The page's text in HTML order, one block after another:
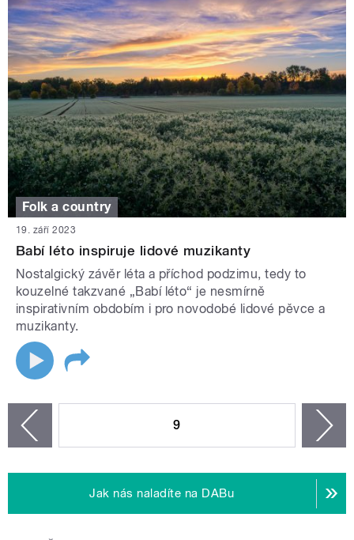
Folk a country
19. září 2023
Babí léto inspiruje lidové muzikanty
Nostalgický závěr léta a příchod podzimu, tedy to
kouzelné takzvané „Babí léto“ je nesmírně
inspirativním obdobím i pro novodobé lidové pěvce a
muzikanty.
9
Jak nás naladíte na DABu